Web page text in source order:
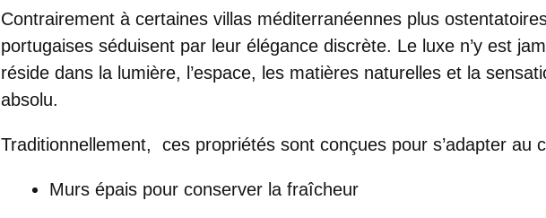
Contrairement à certaines villas méditerranéennes plus
portugaises séduisent par leur élégance discrète. Le luxe n’y est
réside dans la lumière, l’espace, les matières naturelles et la
absolu.
Traditionnellement, ces propriétés sont conçues pour s’adapter au
Murs épais pour conserver la fraîcheur